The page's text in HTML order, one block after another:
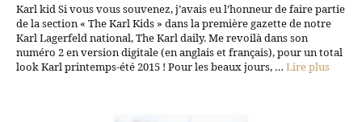
Karl kid Si vous vous souvenez, j’avais eu l’honneur de faire partie
de la section « The Karl Kids » dans la première gazette de notre
Karl Lagerfeld national, The Karl daily. Me revoilà dans son
numéro 2 en version digitale (en anglais et français), pour un total
look Karl printemps-été 2015 ! Pour les beaux jours, … Lire plus